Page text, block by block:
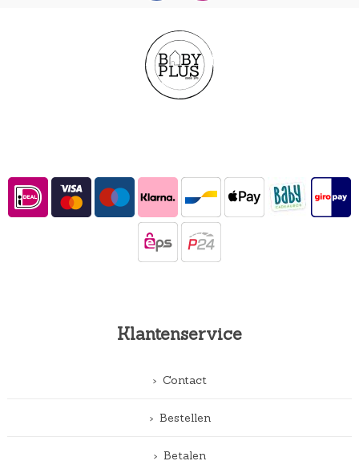
Klantenservice
Contact
Bestellen
Betalen